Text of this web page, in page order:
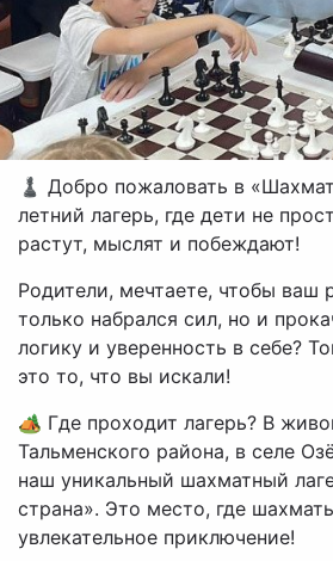
♟ Добро пожаловать в
летний лагерь, где дети не
растут, мыслят и побеждают!
Родители, мечтаете, чтобы ваш
только набрался сил, но и
логику и уверенность в себе?
это то, что вы искали!
🏕 Где проходит лагерь? В
Тальменского района, в селе
наш уникальный шахматный
страна». Это место, где
увлекательное приключение!